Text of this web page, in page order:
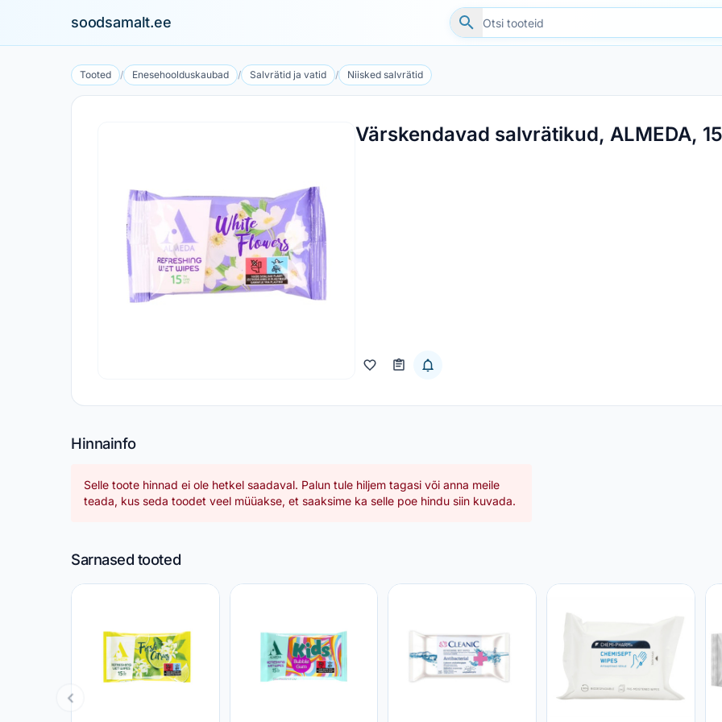
soodsamalt.ee
Tooted / Enesehoolduskaubad / Salvrätid ja vatid / Niisked salvrätid
Värskendavad salvrätikud, ALMEDA,
Hinnainfo
Selle toote hinnad ei ole hetkel saadaval. Palun tule hiljem tagasi või anna meile
teada, kus seda toodet veel müüakse, et saaksime ka selle poe hindu siin kuvada.
Sarnased tooted